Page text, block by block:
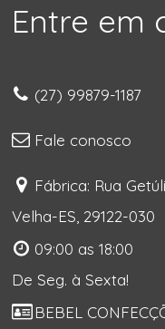
Entre em
(27) 99879-1187
Fale conosco
Fábrica: Rua
Velha-ES, 29122-030
09:00 as 18:00
De Seg. à Sexta!
BEBEL